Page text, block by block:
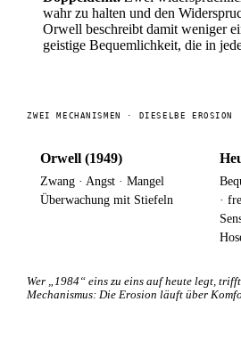
wahr zu halten und den
Orwell beschreibt damit weniger
geistige Bequemlichkeit, die in
ZWEI MECHANISMEN · DIESELBE EROSION
Orwell (1949)
Zwang · Angst · Mangel
Überwachung mit Stiefeln
·
Wer „1984“ eins zu eins auf heute legt,
Mechanismus: Die Erosion läuft über